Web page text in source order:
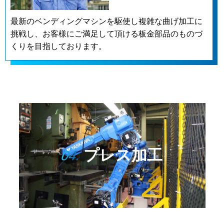
最新のベンディングマシンを駆使し複雑な曲げ加工に
挑戦し、お客様にご満足して頂ける板金部品のものづ
くりを目指しております。
プレス加工